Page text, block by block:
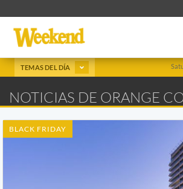
TEMAS DEL DÍA
NOTICIAS DE ORANGE
BLACK FRIDAY